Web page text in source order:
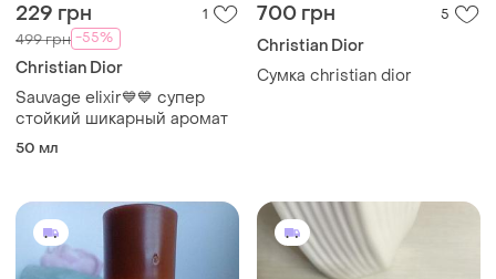
229 грн 1
499 грн -55%
Christian Dior
Sauvage elixir💙💙 супер
стойкий шикарный аромат
50 мл
700 грн 5
Christian Dior
Сумка christian dior